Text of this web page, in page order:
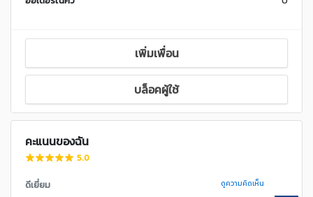
เพิ่มเพื่อน
บล็อคผู้ใช้
คะแนนของฉัน
5.0
ดีเยี่ยม ดูความคิดเห็น